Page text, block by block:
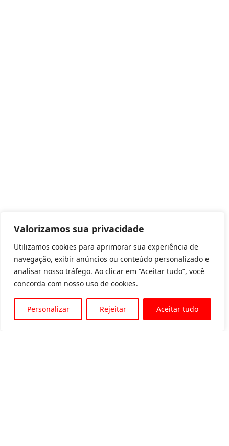
Valorizamos sua privacidade
Utilizamos cookies para aprimorar sua experiência de
navegação, exibir anúncios ou conteúdo personalizado e
analisar nosso tráfego. Ao clicar em “Aceitar tudo”, você
concorda com nosso uso de cookies.
Personalizar Rejeitar Aceitar tudo